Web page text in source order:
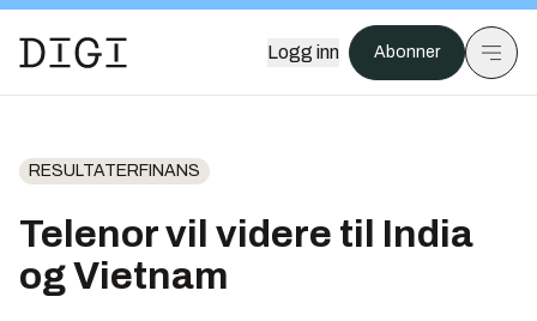
Logg inn Abonner
RESULTATERFINANS
Telenor vil videre til India
og Vietnam